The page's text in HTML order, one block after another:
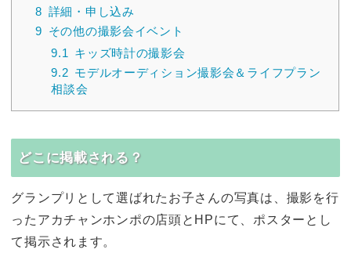
8 詳細・申し込み
9 その他の撮影会イベント
9.1 キッズ時計の撮影会
9.2 モデルオーディション撮影会＆ライフプラン
相談会
どこに掲載される？
グランプリとして選ばれたお子さんの写真は、撮影を行
ったアカチャンホンポの店頭とHPにて、ポスターとし
て掲示されます。